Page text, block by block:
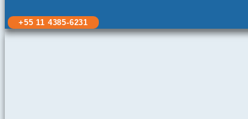
+55 11 4385-6231